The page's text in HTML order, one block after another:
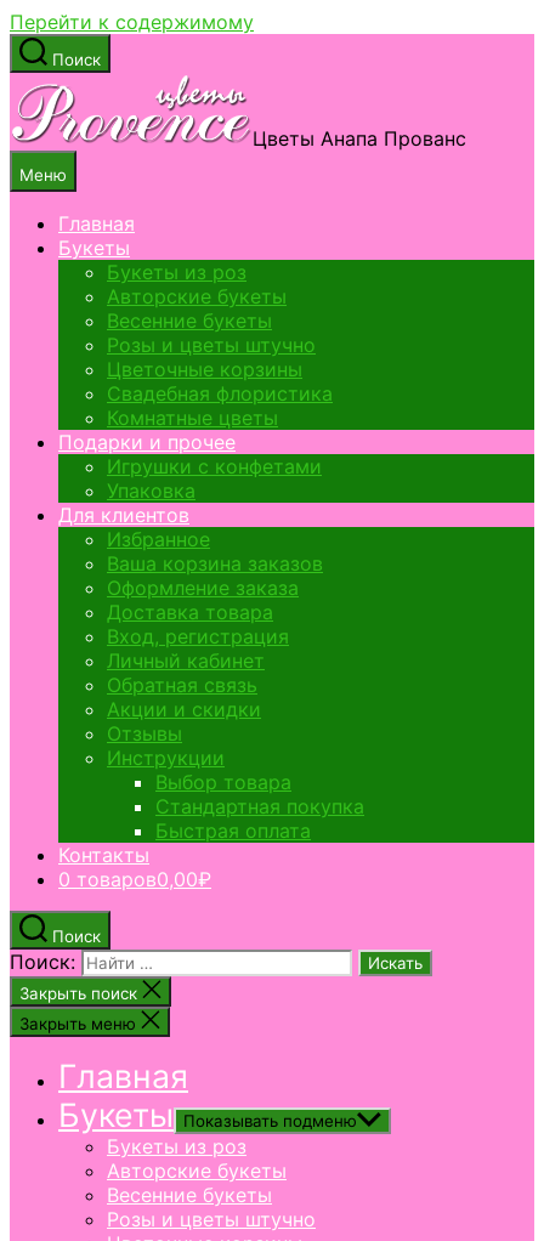
Перейти к содержимому
Поиск
Цветы Анапа Прованс
Меню
Главная
Букеты
Букеты из роз
Авторские букеты
Весенние букеты
Розы и цветы штучно
Цветочные корзины
Свадебная флористика
Комнатные цветы
Подарки и прочее
Игрушки с конфетами
Упаковка
Для клиентов
Избранное
Ваша корзина заказов
Оформление заказа
Доставка товара
Вход, регистрация
Личный кабинет
Обратная связь
Акции и скидки
Отзывы
Инструкции
Выбор товара
Стандартная покупка
Быстрая оплата
Контакты
0 товаров0,00₽
Поиск
Поиск:
Закрыть поиск
Закрыть меню
Главная
Букеты
Показывать подменю
Букеты из роз
Авторские букеты
Весенние букеты
Розы и цветы штучно